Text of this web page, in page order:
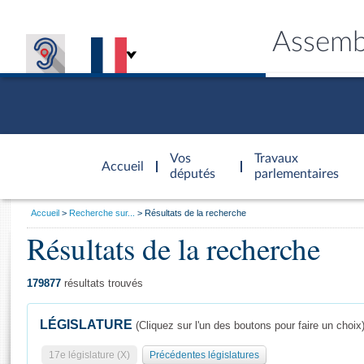
Accueil
d'accueil
Vos
députés
Travaux
parlementaires
Général
Vous
Accueil Recherche sur... Résultats de la recherche
Résultats de la recherche
179877 résultats trouvés
LÉGISLATURE (Cliquez sur l'un des boutons pour faire un choix)
17e législature (X) Précédentes législatures